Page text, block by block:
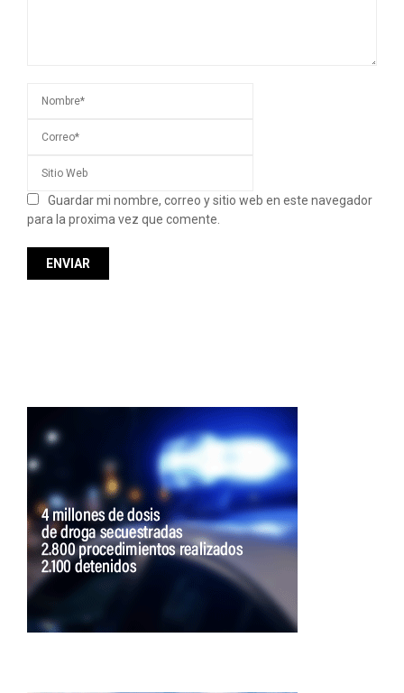
Guardar mi nombre, correo y sitio web en este navegador
para la proxima vez que comente.